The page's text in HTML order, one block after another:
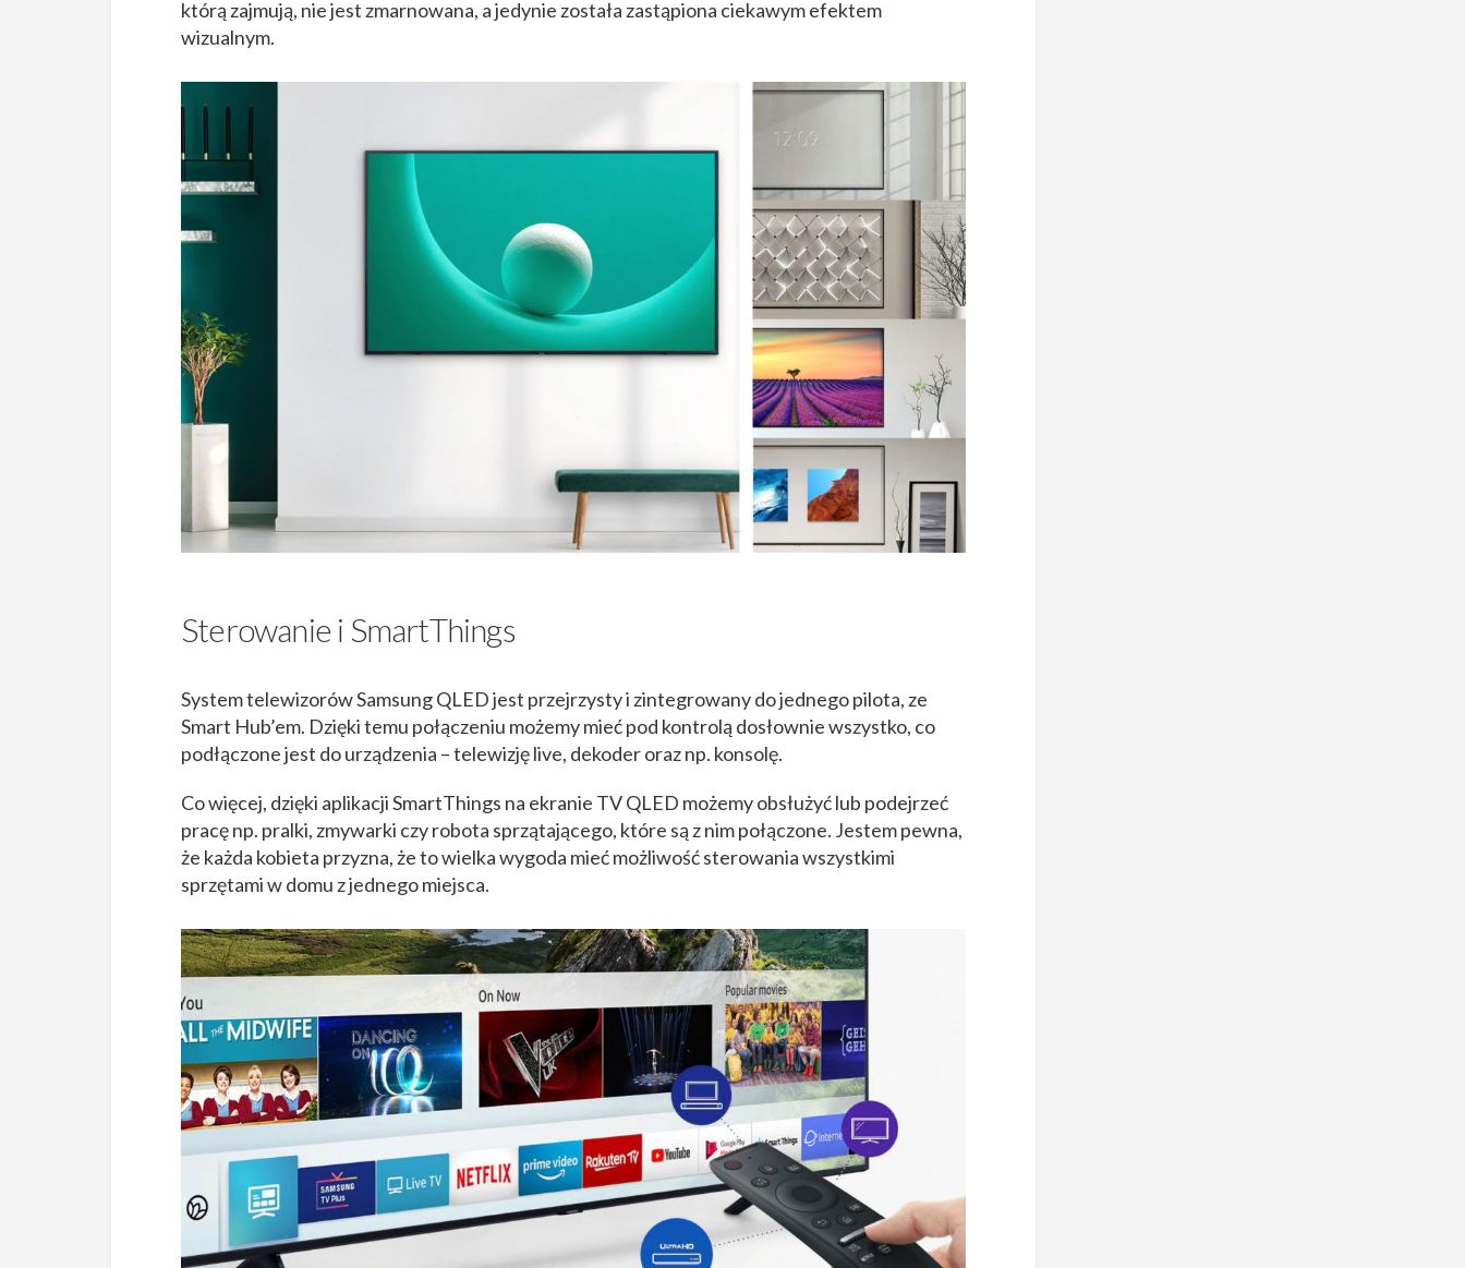
którą zajmują, nie jest zmarnowana, a jedynie została zastąpiona ciekawym efektem
wizualnym.
Sterowanie i SmartThings
System telewizorów Samsung QLED jest przejrzysty i zintegrowany do jednego pilota, ze
Smart Hub’em. Dzięki temu połączeniu możemy mieć pod kontrolą dosłownie wszystko, co
podłączone jest do urządzenia – telewizję live, dekoder oraz np. konsolę.
Co więcej, dzięki aplikacji SmartThings na ekranie TV QLED możemy obsłużyć lub podejrzeć
pracę np. pralki, zmywarki czy robota sprzątającego, które są z nim połączone. Jestem pewna,
że każda kobieta przyzna, że to wielka wygoda mieć możliwość sterowania wszystkimi
sprzętami w domu z jednego miejsca.